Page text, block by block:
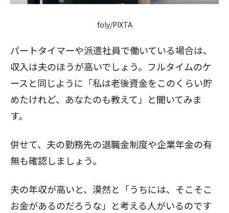
foly/PIXTA
パートタイマーや派遣社員で働いている場合は、
収入は夫のほうが高いでしょう。フルタイムのケ
ースと同じように「私は老後資金をこのくらい貯
めたけれど、あなたのも教えて」と聞いてみま
す。
併せて、夫の勤務先の退職金制度や企業年金の有
無も確認しましょう。
夫の年収が高いと、漠然と「うちには、そこそこ
お金があるのだろうな」と考える人がいるのです